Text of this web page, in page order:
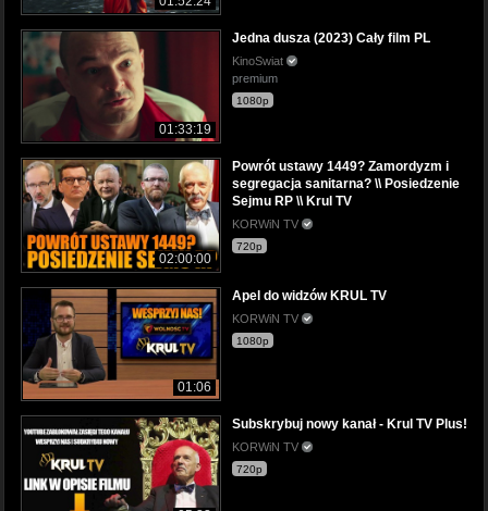
01:33:19
Jedna dusza (2023) Cały film PL
KinoSwiat
premium
1080p
02:00:00
Powrót ustawy 1449? Zamordyzm i
segregacja sanitarna? \\ Posiedzenie
Sejmu RP \\ Krul TV
KORWiN TV
720p
01:06
Apel do widzów KRUL TV
KORWiN TV
1080p
Subskrybuj nowy kanał - Krul TV Plus!
KORWiN TV
720p